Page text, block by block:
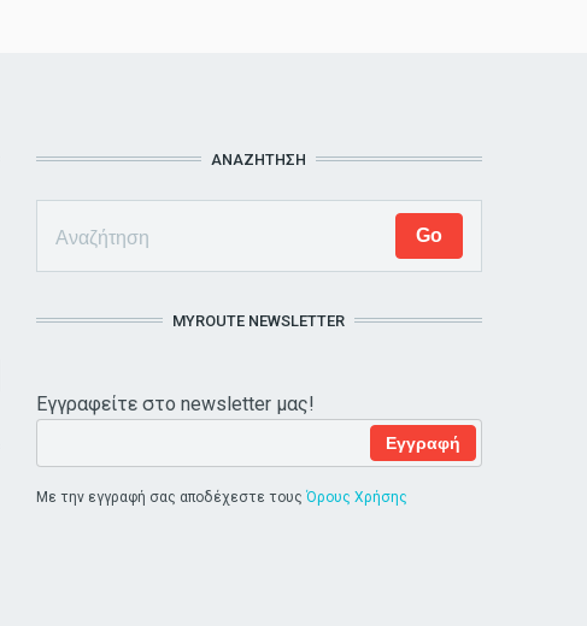
ΑΝΑΖΗΤΗΣΗ
MYROUTE NEWSLETTER
Εγγραφείτε στο newsletter μας!
Με την εγγραφή σας αποδέχεστε τους Όρους Χρήσης